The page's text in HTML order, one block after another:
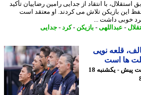
با انتقاد از جدایی رامین رضاییان تأکید
بازیکن تلاش می کردند. او معتقد است
داشت ...
-عبداللهی-بازیکن -کرد-جدایی
قلعه نویی
است
1 ساعت پیش - یکشنبه 18